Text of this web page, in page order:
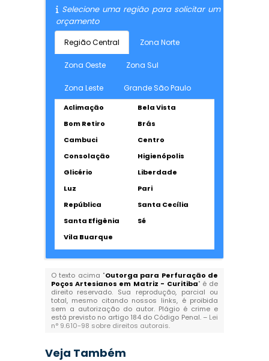
Selecione uma região para solicitar um
orçamento
Região Central Zona Norte
Zona Oeste Zona Sul
Zona Leste Grande São Paulo
Aclimação
Bela Vista
Bom Retiro
Brás
Cambuci
Centro
Consolação
Higienópolis
Glicério
Liberdade
Luz
Pari
República
Santa Cecília
Santa Efigênia
Sé
Vila Buarque
O texto acima "Outorga para Perfuração de
Poços Artesianos em Matriz - Curitiba" é de
direito reservado. Sua reprodução, parcial ou
total, mesmo citando nossos links, é proibida
sem a autorização do autor. Plágio é crime e
está previsto no artigo 184 do Código Penal. – Lei
n° 9.610-98 sobre direitos autorais.
Veja Também